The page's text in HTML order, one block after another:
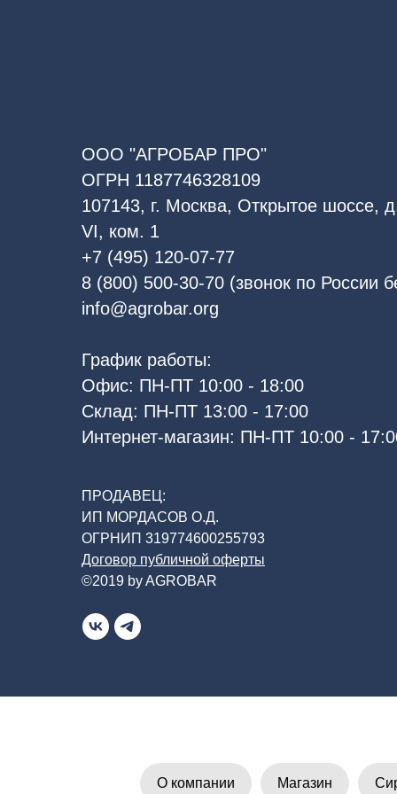
ООО "АГРОБАР ПРО"
ОГРН 1187746328109
107143, г. Москва, Открытое шоссе,
VI, ком. 1
+7 (495) 120-07-77
8 (800) 500-30-70 (звонок по России
info@agrobar.org
График работы:
Офис: ПН-ПТ 10:00 - 18:00
Склад: ПН-ПТ 13:00 - 17:00
Интернет-магазин: ПН-ПТ 10:00 -
ПРОДАВЕЦ:
ИП МОРДАСОВ О.Д.
ОГРНИП 319774600255793
Договор публичной оферты
©2019 by AGROBAR
О компании Магазин